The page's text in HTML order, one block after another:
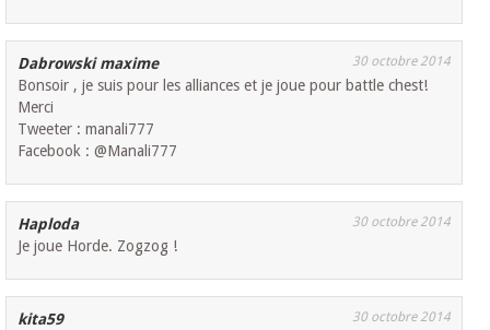
Dabrowski maxime 30 octobre 2014
Bonsoir , je suis pour les alliances et je joue pour battle chest!
Merci
Tweeter : manali777
Facebook : @Manali777
Haploda 30 octobre 2014
Je joue Horde. Zogzog !
kita59 30 octobre 2014